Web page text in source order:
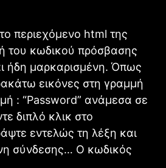
περιεχόμενο html της
του κωδικού πρόσβασης
ήδη μαρκαρισμένη. Όπως
εικόνες στη γραμμή
: “Password” ανάμεσα σε
διπλό κλικ στο
εντελώς τη λέξη και
σύνδεσης… Ο κωδικός